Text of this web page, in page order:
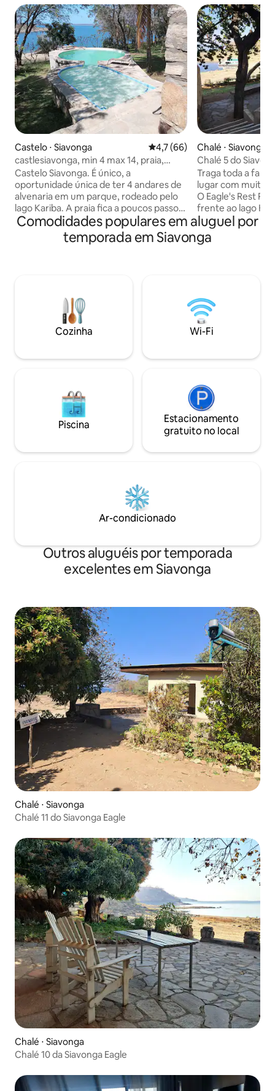
Castelo ⋅ Siavonga 4,7 de uma avaliação média
4,7 (66)
castlesiavonga, min 4 max 14, praia,
piscina, wi-fi
Castelo Siavonga. É único, a
oportunidade única de ter 4 andares de
alvenaria em um parque, rodeado pelo
lago Kariba. A praia fica a poucos passos
de distância. Inclui piscina, cozinha
totalmente equipada, sala de jantar, sala
de estar, sala de jogos e churrasqueira. 6
equipado com móveis de madeira locais
para manter aquela autêntica vibe
africana. *Não é um hotel ocidental
padrão com acessórios da Ikea*.
Chalé ⋅ Siavonga
Chalé 5 do
Traga toda a
lugar com muito
O Eagle's Rest Resort está
frente ao lago
quilômetros do
temos 8 grandes
chalés triplos e 2
condicionado, tv.
lugar justo na
recepção.
Comodidades populares em aluguel por
temporada em Siavonga
Cozinha Wi-Fi
Piscina
Estacionamento
gratuito no local
Ar-condicionado
Outros aluguéis por temporada
excelentes em Siavonga
Chalé ⋅ Siavonga
Chalé 11 do Siavonga Eagle
Chalé ⋅ Siavonga
Chalé 10 da Siavonga Eagle